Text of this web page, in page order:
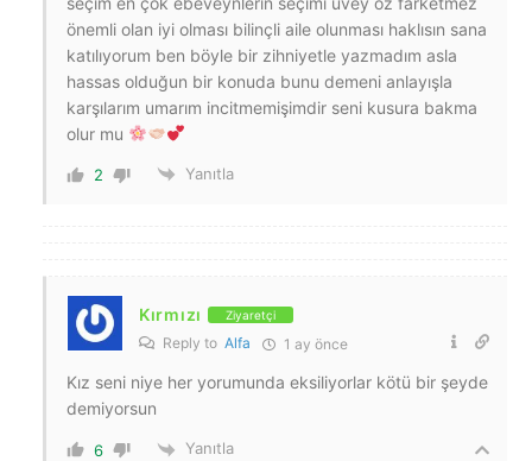
önemli olan iyi olması bilinçli aile olunması haklısın sana
katılıyorum ben böyle bir zihniyetle yazmadım asla
hassas olduğun bir konuda bunu demeni anlayışla
karşılarım umarım incitmemişimdir seni kusura bakma
olur mu
2 Yanıtla
Kırmızı Ziyaretçi
Reply to Alfa 1 ay önce
Kız seni niye her yorumunda eksiliyorlar kötü bir şeyde
demiyorsun
6 Yanıtla